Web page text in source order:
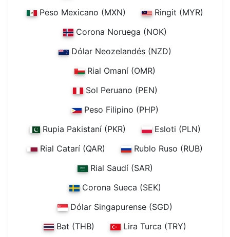
Peso Mexicano (MXN)
Ringit (MYR)
Corona Noruega (NOK)
Dólar Neozelandés (NZD)
Rial Omaní (OMR)
Sol Peruano (PEN)
Peso Filipino (PHP)
Rupia Pakistaní (PKR)
Esloti (PLN)
Rial Catarí (QAR)
Rublo Ruso (RUB)
Rial Saudí (SAR)
Corona Sueca (SEK)
Dólar Singapurense (SGD)
Bat (THB)
Lira Turca (TRY)